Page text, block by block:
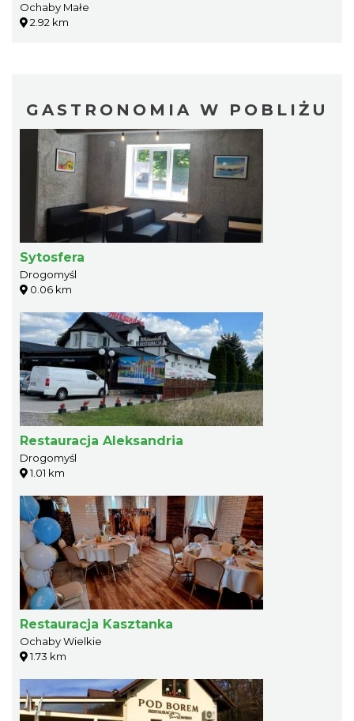
Ochaby Małe
2.92 km
GASTRONOMIA W POBLIŻU
Sytosfera
Drogomyśl
0.06 km
Restauracja Aleksandria
Drogomyśl
1.01 km
Restauracja Kasztanka
Ochaby Wielkie
1.73 km